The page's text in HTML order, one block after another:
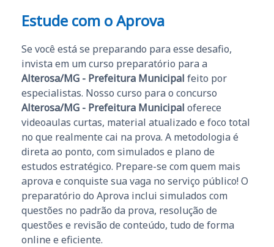
Estude com o Aprova
Se você está se preparando para esse desafio,
invista em um curso preparatório para a
Alterosa/MG - Prefeitura Municipal feito por
especialistas. Nosso curso para o concurso
Alterosa/MG - Prefeitura Municipal oferece
videoaulas curtas, material atualizado e foco total
no que realmente cai na prova. A metodologia é
direta ao ponto, com simulados e plano de
estudos estratégico. Prepare-se com quem mais
aprova e conquiste sua vaga no serviço público! O
preparatório do Aprova inclui simulados com
questões no padrão da prova, resolução de
questões e revisão de conteúdo, tudo de forma
online e eficiente.